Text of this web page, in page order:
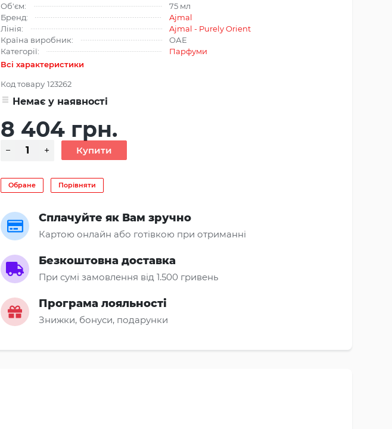
Об'єм:
75 мл
Бренд:
Ajmal
Лінія:
Ajmal - Purely Orient
Країна виробник:
ОАЕ
Категорії:
Парфуми
Всі характеристики
Код товару 123262
Немає у наявності
8 404 грн.
Обране Порівняти
Сплачуйте як Вам зручно
Картою онлайн або готівкою при отриманні
Безкоштовна доставка
При сумі замовлення від 1.500 гривень
Програма лояльності
Знижки, бонуси, подарунки